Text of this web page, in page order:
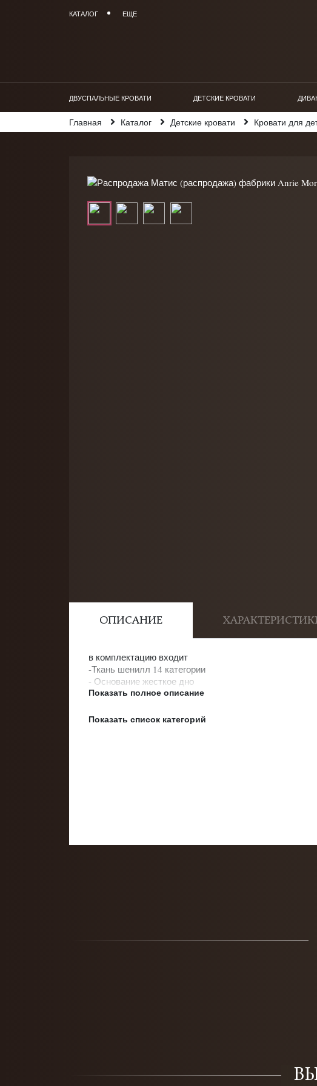
КАТАЛОГ ЕЩЕ
ДВУСПАЛЬНЫЕ КРОВАТИ ДЕТСКИЕ КРОВАТИ
Главная Каталог Детские кровати Кровати для
ОПИСАНИЕ
в комплектацию входит
-Ткань шенилл 14 категории
- Основание жесткое дно
- Ножки высокие металлические 14см
Показать полное описание
Категории:РаспродажаКровати для детей с двумя
Показать список категорий